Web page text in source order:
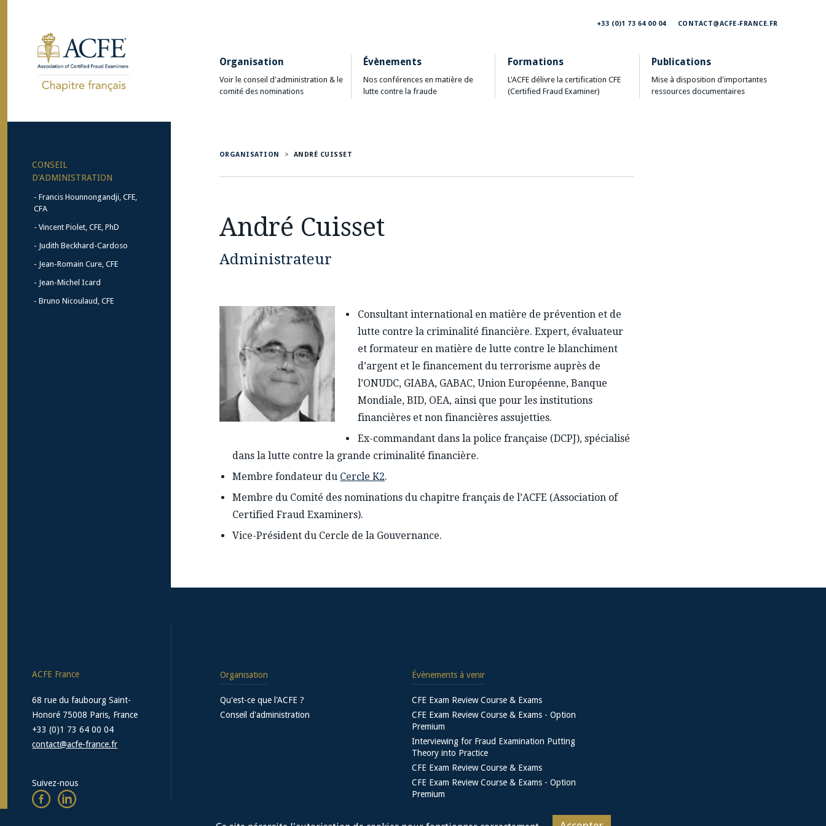
+33 (0)1 73 64 00 04 CONTACT@ACFE-FRANCE.FR
Organisation
Voir le conseil d'administration & le
comité des nominations
Évènements
Nos conférences en matière de
lutte contre la fraude
Formations
L'ACFE délivre la certification CFE
(Certified Fraud Examiner)
Publications
Mise à disposition d'importantes
ressources documentaires
CONSEIL
D'ADMINISTRATION
Francis Hounnongandji, CFE,
CFA
Vincent Piolet, CFE, PhD
Judith Beckhard-Cardoso
Jean-Romain Cure, CFE
Jean-Michel Icard
Bruno Nicoulaud, CFE
ORGANISATION > ANDRÉ CUISSET
André Cuisset
Administrateur
Consultant international en matière de prévention et de
lutte contre la criminalité financière. Expert, évaluateur
et formateur en matière de lutte contre le blanchiment
d’argent et le financement du terrorisme auprès de
l’ONUDC, GIABA, GABAC, Union Européenne, Banque
Mondiale, BID, OEA, ainsi que pour les institutions
financières et non financières assujetties.
Ex-commandant dans la police française (DCPJ), spécialisé
dans la lutte contre la grande criminalité financière.
Membre fondateur du Cercle K2.
Membre du Comité des nominations du chapitre français de l’ACFE (Association of
Certified Fraud Examiners).
Vice-Président du Cercle de la Gouvernance.
ACFE France
68 rue du faubourg Saint-
Honoré 75008 Paris, France
+33 (0)1 73 64 00 04
contact@acfe-france.fr
Suivez-nous
Organisation
Qu'est-ce que l'ACFE ?
Conseil d'administration
Évènements à venir
CFE Exam Review Course & Exams
CFE Exam Review Course & Exams - Option
Premium
Interviewing for Fraud Examination Putting
Theory into Practice
CFE Exam Review Course & Exams
CFE Exam Review Course & Exams - Option
Premium